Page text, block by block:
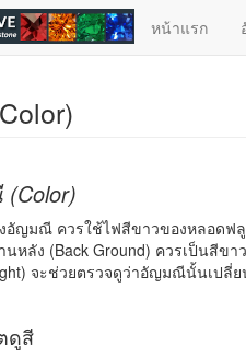
หน้าแรก
อัญมณี ควรใช้ไฟสีขาวของหลอดฟ
หลัง (Back Ground) ควรเป็นสีข
จะช่วยตรวจดูว่าอัญมณีนั้นเปลี่
ดูสี